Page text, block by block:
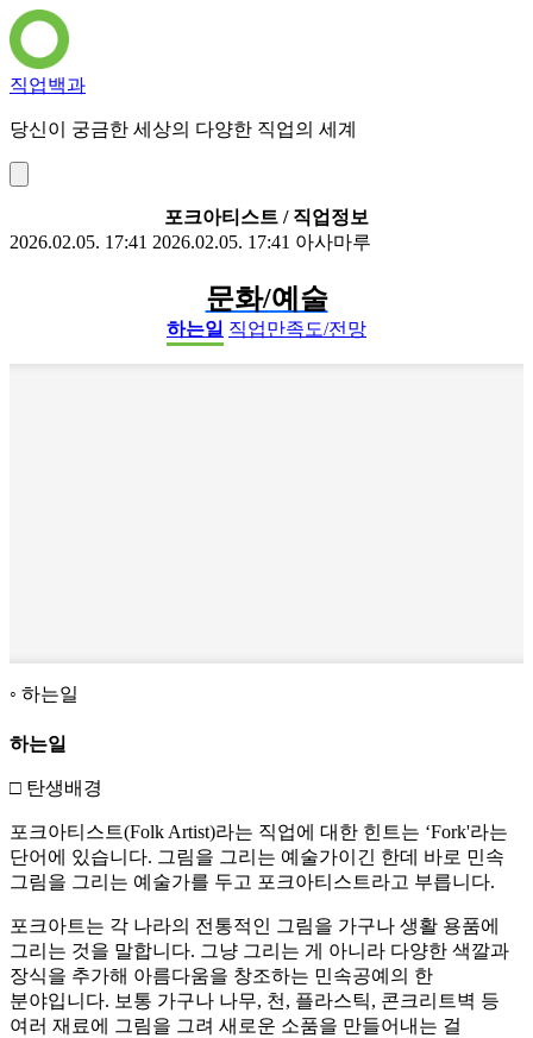
직업백과
당신이 궁금한 세상의 다양한 직업의 세계
포크아티스트 / 직업정보
2026.02.05. 17:41 2026.02.05. 17:41 아사마루
문화/예술
하는일 직업만족도/전망
하는일
하는일
□ 탄생배경
포크아티스트(Folk Artist)라는 직업에 대한 힌트는 ‘Fork'라는
단어에 있습니다. 그림을 그리는 예술가이긴 한데 바로 민속
그림을 그리는 예술가를 두고 포크아티스트라고 부릅니다.
포크아트는 각 나라의 전통적인 그림을 가구나 생활 용품에
그리는 것을 말합니다. 그냥 그리는 게 아니라 다양한 색깔과
장식을 추가해 아름다움을 창조하는 민속공예의 한
분야입니다. 보통 가구나 나무, 천, 플라스틱, 콘크리트벽 등
여러 재료에 그림을 그려 새로운 소품을 만들어내는 걸